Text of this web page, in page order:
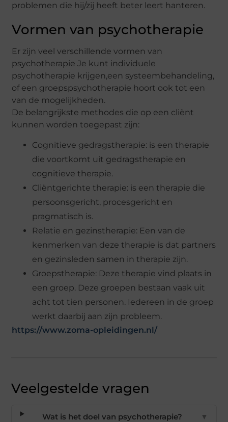
problemen die hij/zij heeft beter leert hanteren.
Vormen van psychotherapie
Er zijn veel verschillende vormen van
psychotherapie Je kunt individuele
psychotherapie krijgen,een systeembehandeling,
of een groepspsychotherapie hoort ook tot een
van de mogelijkheden.
De belangrijkste methodes die op een cliënt
kunnen worden toegepast zijn:
Cognitieve gedragstherapie: is een therapie
die voortkomt uit gedragstherapie en
cognitieve therapie.
Cliëntgerichte therapie: is een therapie die
persoonsgericht, procesgericht en
pragmatisch is.
Relatie en gezinstherapie: Een van de
kenmerken van deze therapie is dat partners
en gezinsleden samen in therapie zijn.
Groepstherapie: Deze therapie vind plaats in
een groep. Deze groepen bestaan vaak uit
acht tot tien personen. Iedereen in de groep
werkt daarbij aan zijn probleem.
https://www.zoma-opleidingen.nl/
Veelgestelde vragen
Wat is het doel van psychotherapie? ▼